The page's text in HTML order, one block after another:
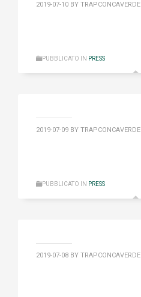
2019-07-10 BY TRAPCONCAVERDE
PUBBLICATO IN PRESS
2019-07-09 BY TRAPCONCAVERDE
PUBBLICATO IN PRESS
2019-07-08 BY TRAPCONCAVERDE